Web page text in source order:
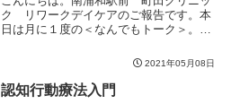
ク リワークデイケアのご報告です。本
日は月に１度の＜なんでもトーク＞。タ
プログラムだったのですが、殆どの方の
お話が、ご家族の介護のこと、他界され
たご家族のことに関する...
2021年05月08日
認知行動療法入門